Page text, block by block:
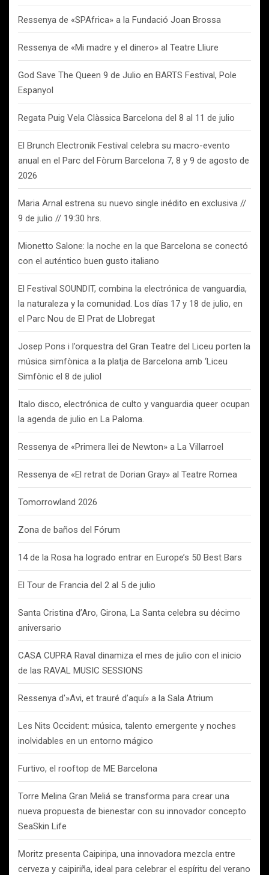
Ressenya de «SPAfrica» a la Fundació Joan Brossa
Ressenya de «Mi madre y el dinero» al Teatre Lliure
God Save The Queen 9 de Julio en BARTS Festival, Pole
Espanyol
Regata Puig Vela Clàssica Barcelona del 8 al 11 de julio
El Brunch Electronik Festival celebra su macro-evento
anual en el Parc del Fòrum Barcelona 7, 8 y 9 de agosto de
2026
Maria Arnal estrena su nuevo single inédito en exclusiva //
9 de julio // 19:30 hrs.
Mionetto Salone: la noche en la que Barcelona se conectó
con el auténtico buen gusto italiano
El Festival SOUNDIT, combina la electrónica de vanguardia,
la naturaleza y la comunidad. Los días 17 y 18 de julio, en
el Parc Nou de El Prat de Llobregat
Josep Pons i l’orquestra del Gran Teatre del Liceu porten la
música simfònica a la platja de Barcelona amb ‘Liceu
Simfònic el 8 de juliol
Italo disco, electrónica de culto y vanguardia queer ocupan
la agenda de julio en La Paloma.
Ressenya de «Primera llei de Newton» a La Villarroel
Ressenya de «El retrat de Dorian Gray» al Teatre Romea
Tomorrowland 2026
Zona de baños del Fórum
14 de la Rosa ha logrado entrar en Europe’s 50 Best Bars
El Tour de Francia del 2 al 5 de julio
Santa Cristina d’Aro, Girona, La Santa celebra su décimo
aniversario
CASA CUPRA Raval dinamiza el mes de julio con el inicio
de las RAVAL MUSIC SESSIONS
Ressenya d'»Avi, et trauré d’aquí» a la Sala Atrium
Les Nits Occident: música, talento emergente y noches
inolvidables en un entorno mágico
Furtivo, el rooftop de ME Barcelona
Torre Melina Gran Meliá se transforma para crear una
nueva propuesta de bienestar con su innovador concepto
SeaSkin Life
Moritz presenta Caipiripa, una innovadora mezcla entre
cerveza y caipiriña, ideal para celebrar el espíritu del verano